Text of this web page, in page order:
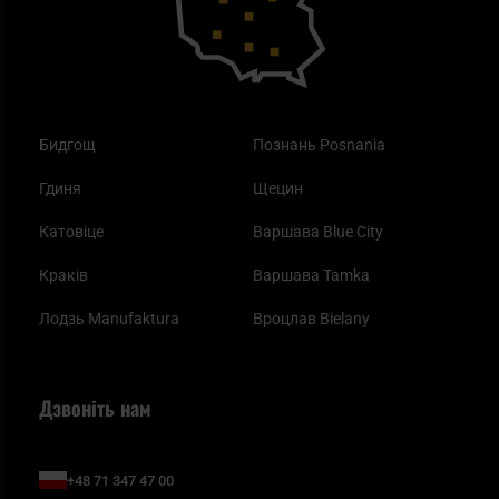
Бидгощ
Гдиня
Катовіце
Краків
Лодзь Manufaktura
Познань Posnania
Щецин
Варшава Blue City
Варшава Tamka
Вроцлав Bielany
Дзвоніть нам
+48 71 347 47 00